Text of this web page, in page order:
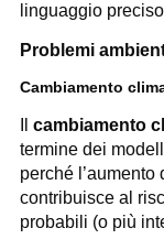
linguaggio
Problemi
Cambiamento
cambiamento
termine dei
perché
contribuisce al
probabili (o più